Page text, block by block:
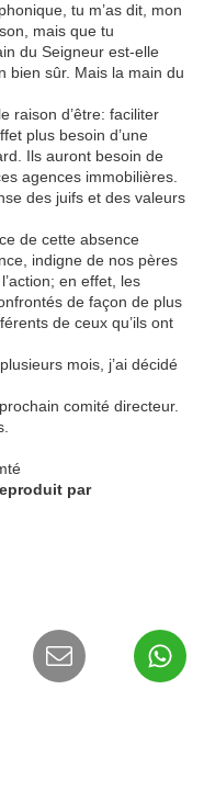
tu m’as dit, mon
mais que tu
du Seigneur est-elle
bien sûr. Mais la main du
raison d’être: faciliter
plus besoin d’une
Ils auront besoin de
agences immobilières.
des juifs et des valeurs
de cette absence
indigne de nos pères
en effet, les
de façon de plus
de ceux qu’ils ont
mois, j’ai décidé
comité directeur.
par